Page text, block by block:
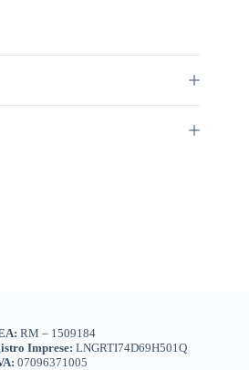
RM – 1509184
Imprese:LNGRTI74D69H501Q
07096371005